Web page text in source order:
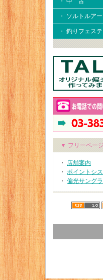
・ ソルトルアー
・ 釣りフェス
▼ フリーページ
・ 店舗案内
・ ポイントシ
・ 偏光サング